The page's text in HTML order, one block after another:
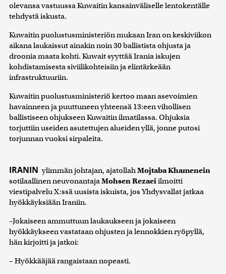
olevansa vastuussa Kuwaitin kansainväliselle lentokentälle
tehdystä iskusta.
Kuwaitin puolustusministeriön mukaan Iran on keskiviikon
aikana laukaissut ainakin noin 30 ballistista ohjusta ja
droonia maata kohti. Kuwait syyttää Irania iskujen
kohdistamisesta siviilikohteisiin ja elintärkeään
infrastruktuuriin.
Kuwaitin puolustusministeriö kertoo maan asevoimien
havainneen ja puuttuneen yhteensä 13:een vihollisen
ballistiseen ohjukseen Kuwaitin ilmatilassa. Ohjuksia
torjuttiin useiden asutettujen alueiden yllä, jonne putosi
torjunnan vuoksi sirpaleita.
IRANIN ylimmän johtajan, ajatollahMojtaba Khamenein
sotilaallinen neuvonantajaMohsen Rezaeiilmoitti
viestipalvelu X:ssä uusista iskuista, jos Yhdysvallat jatkaa
hyökkäyksiään Iraniin.
–Jokaiseen ammuttuun laukaukseen ja jokaiseen
hyökkäykseen vastataan ohjusten ja lennokkien ryöpyllä,
hän kirjoitti ja jatkoi:
– Hyökkääjää rangaistaan nopeasti.